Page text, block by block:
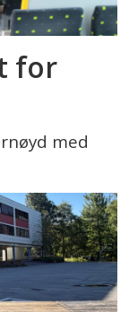
for
med